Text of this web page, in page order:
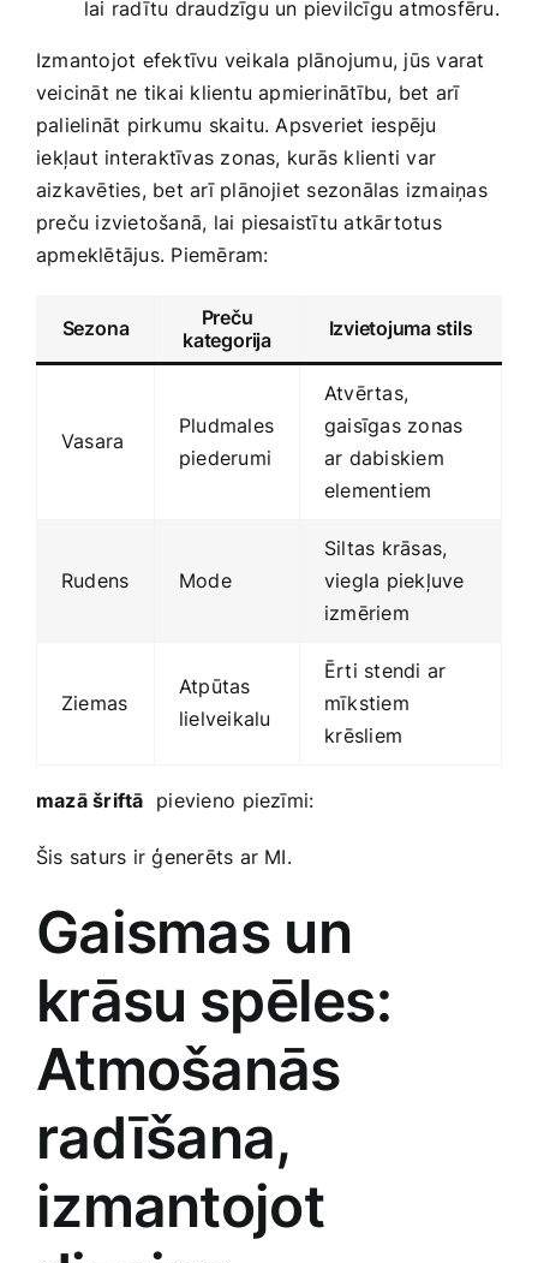
lai​ radītu draudzīgu un pievilcīgu atmosfēru.
Izmantojot efektīvu veikala plānojumu, jūs varat
veicināt ne tikai klientu apmierinātību, bet‍ arī
palielināt pirkumu skaitu. Apsveriet iespēju
⁢iekļaut interaktīvas zonas, kurās klienti var
aizkavēties, bet arī plānojiet sezonālas izmaiņas
preču izvietošanā, lai piesaistītu atkārtotus
apmeklētājus. Piemēram:
Sezona
Preču‍
kategorija
Izvietojuma stils
Vasara
Pludmales
piederumi
Atvērtas,
gaisīgas zonas
ar dabiskiem
elementiem
Rudens Mode
Siltas krāsas,
viegla‍ piekļuve
izmēriem
Ziemas
Atpūtas
lielveikalu
Ērti stendi⁢ ar
mīkstiem
⁣krēsliem
mazā šriftā ​ pievieno⁤ piezīmi:
Šis saturs ir ģenerēts ar​ MI.
Gaismas un
krāsu ⁤spēles:
Atmošanās
radīšana,
izmantojot⁤